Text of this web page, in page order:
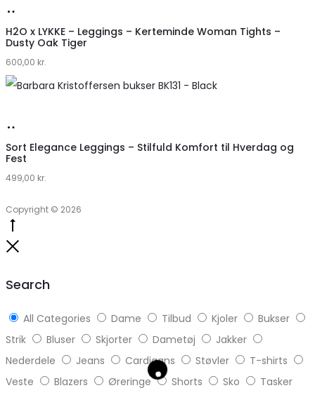
hos
Lykke
Lykke
H2O x LYKKE – Leggings – Kerteminde Woman Tights –
Dusty Oak Tiger
600,00 kr.
hos
Sort Elegance Leggings – Stilfuld Komfort til Hverdag og
Fest
499,00 kr.
Copyright © 2026
Search
All Categories Dame Tilbud Kjoler
Bukser
Strik
Bluser Skjorter Dametøj
Jakker
Nederdele
Jeans Cardigans Støvler
T-shirts
Veste
Blazers Øreringe Shorts Sko
Tasker